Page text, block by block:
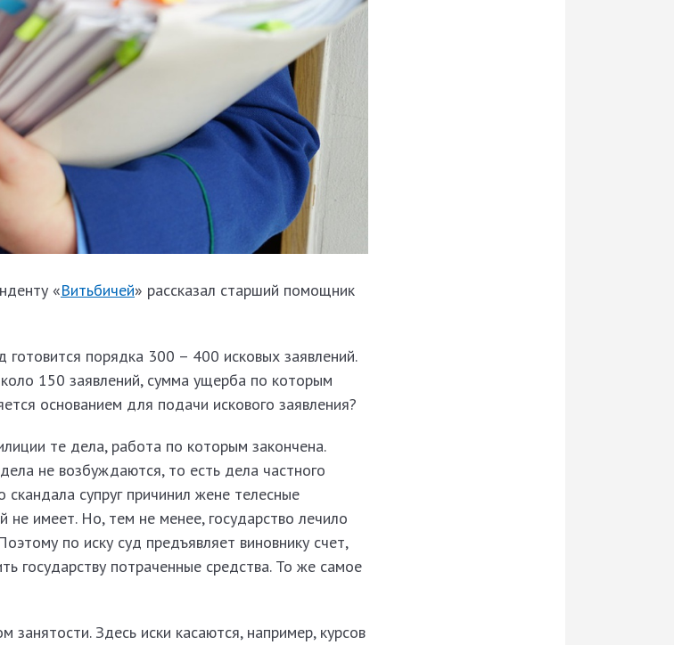
«Витьбичей» рассказал старший помощник
порядка 300 – 400 исковых заявлений.
150 заявлений, сумма ущерба по которым
основанием для подачи искового заявления?
те дела, работа по которым закончена.
не возбуждаются, то есть дела частного
супруг причинил жене телесные
не имеет. Но, тем не менее, государство лечило
по иску суд предъявляет виновнику счет,
государству потраченные средства. То же самое
Здесь иски касаются, например, курсов